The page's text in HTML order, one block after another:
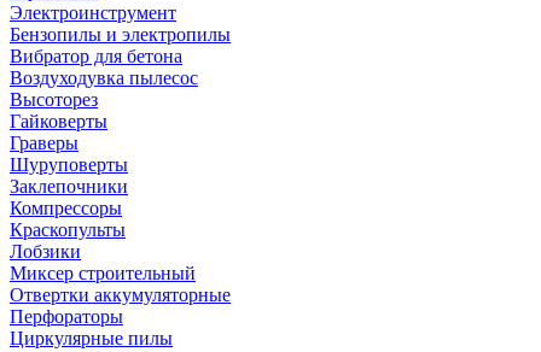
Электроинструмент
Бензопилы и электропилы
Вибратор для бетона
Воздуходувка пылесос
Высоторез
Гайковерты
Граверы
Шуруповерты
Заклепочники
Компрессоры
Краскопульты
Лобзики
Миксер строительный
Отвертки аккумуляторные
Перфораторы
Циркулярные пилы